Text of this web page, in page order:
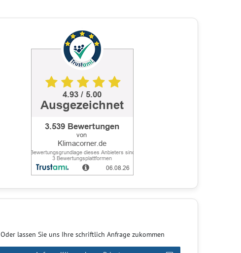
Oder lassen Sie uns Ihre schriftlich Anfrage zukommen